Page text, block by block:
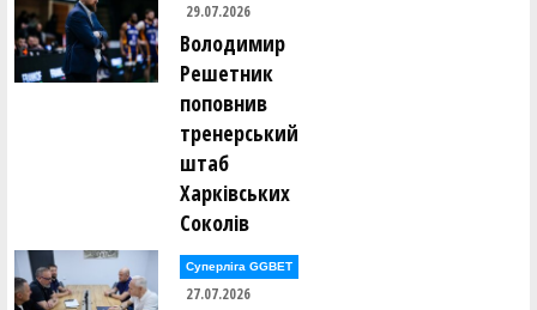
29.07.2026
Володимир
Решетник
поповнив
тренерський
штаб
Харківських
Соколів
Суперліга GGBET
27.07.2026